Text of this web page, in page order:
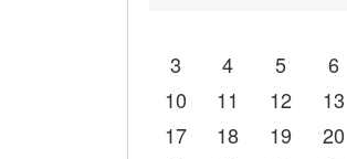
3
4 5 6
10
11 12 13
17
18 19 20